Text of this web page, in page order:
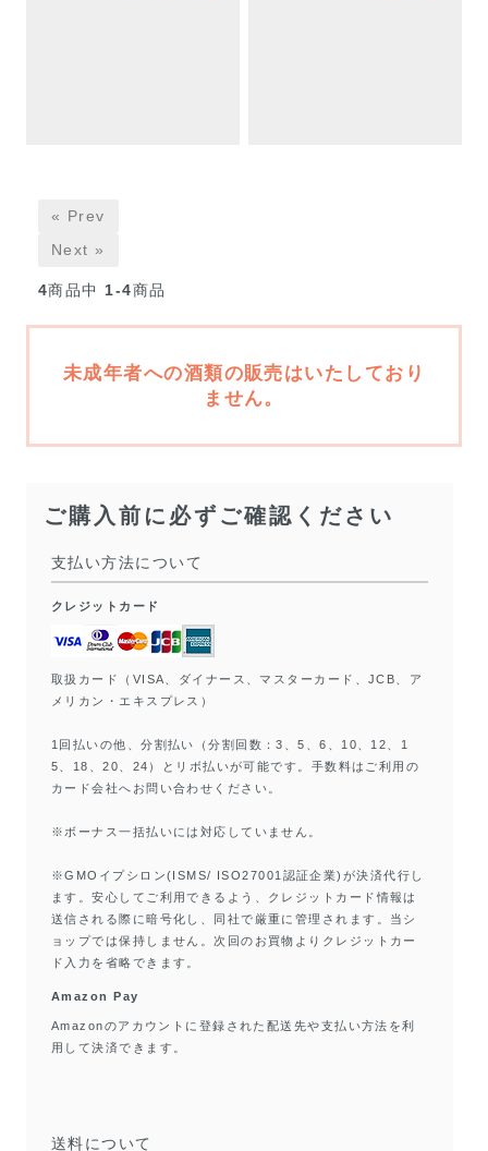
« Prev
Next »
4商品中 1-4商品
未成年者への酒類の販売はいたしており
ません。
ご購入前に必ずご確認ください
支払い方法について
クレジットカード
取扱カード（VISA、ダイナース、マスターカード、JCB、ア
メリカン・エキスプレス）
1回払いの他、分割払い（分割回数：3、5、6、10、12、1
5、18、20、24）とリボ払いが可能です。手数料はご利用の
カード会社へお問い合わせください。
※ボーナス一括払いには対応していません。
※GMOイプシロン(ISMS/ ISO27001認証企業)が決済代行し
ます。安心してご利用できるよう、クレジットカード情報は
送信される際に暗号化し、同社で厳重に管理されます。当シ
ョップでは保持しません。次回のお買物よりクレジットカー
ド入力を省略できます。
Amazon Pay
Amazonのアカウントに登録された配送先や支払い方法を利
用して決済できます。
送料について